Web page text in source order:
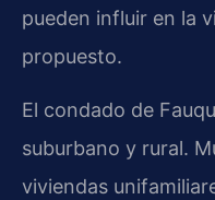
pueden influir en la
propuesto.
El condado de
suburbano y rural.
viviendas